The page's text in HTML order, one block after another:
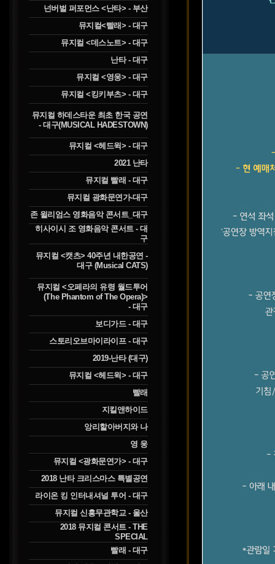
넌버벌 퍼포먼스 <난타> - 부산
뮤지컬<빨래> - 대구
뮤지컬 <데스노트> - 대구
난타 - 대구
뮤지컬 <영웅> - 대구
뮤지컬 <킹키부츠> - 대구
뮤지컬 하데스타운 최초 한국 공연
- 대구(MUSICAL HADESTOWN)
뮤지컬 <헤드윅> - 대구
2021 난타
뮤지컬 빨래 - 대구
뮤지컬 광화문연가-대구
존 윌리엄스 영화음악 콘서트_대구
히사이시 조 영화음악 콘서트 - 대
구
뮤지컬 <캣츠> 40주년 내한공연 -
대구 (Musical CATS)
뮤지컬 <오페라의 유령 월드투어
(The Phantom of The Opera)>
- 대구
보디가드 - 대구
스토리오브마이라이프 - 대구
2019-난타 (대구)
뮤지컬 <헤드윅> - 대구
빨래
지킬앤하이드
앙리할아버지와 나
영 웅
뮤지컬 <광화문연가> - 대구
2018 난타 크리스마스 특별공연
라이온 킹 인터내셔널 투어 - 대구
뮤지컬 신흥무관학교 - 울산
2018 뮤지컬 콘서트 - THE
SPECIAL
빨래 - 대구